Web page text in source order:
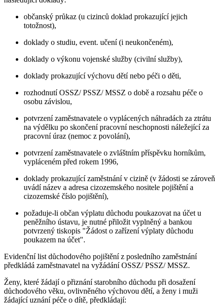
občanský průkaz (u cizinců doklad prokazující jejich
totožnost),
doklady o studiu, event. učení (i neukončeném),
doklady o výkonu vojenské služby (civilní služby),
doklady prokazující výchovu dětí nebo péči o děti,
rozhodnutí OSSZ/ PSSZ/ MSSZ o době a rozsahu péče o
osobu závislou,
potvrzení zaměstnavatele o vyplácených náhradách za ztrátu
na výdělku po skončení pracovní neschopnosti náležející za
pracovní úraz (nemoc z povolání),
potvrzení zaměstnavatele o zvláštním příspěvku horníkům,
vypláceném před rokem 1996,
doklady prokazující zaměstnání v cizině (v žádosti se zároveň
uvádí název a adresa cizozemského nositele pojištění a
cizozemské číslo pojištění),
požaduje-li občan výplatu důchodu poukazovat na účet u
peněžního ústavu, je nutné přiložit vyplněný a bankou
potvrzený tiskopis "Žádost o zařízení výplaty důchodu
poukazem na účet".
Evidenční list důchodového pojištění z posledního zaměstnání
předkládá zaměstnavatel na vyžádání OSSZ/ PSSZ/ MSSZ.
Ženy, které žádají o přiznání starobního důchodu při dosažení
důchodového věku, ovlivněného výchovou dětí, a ženy i muži
žádající uznání péče o dítě, předkládají: